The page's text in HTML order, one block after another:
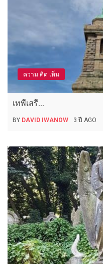
ความ คิด เห็น
เทพีเสรี...
BY DAVID IWANOW 3 ปี AGO